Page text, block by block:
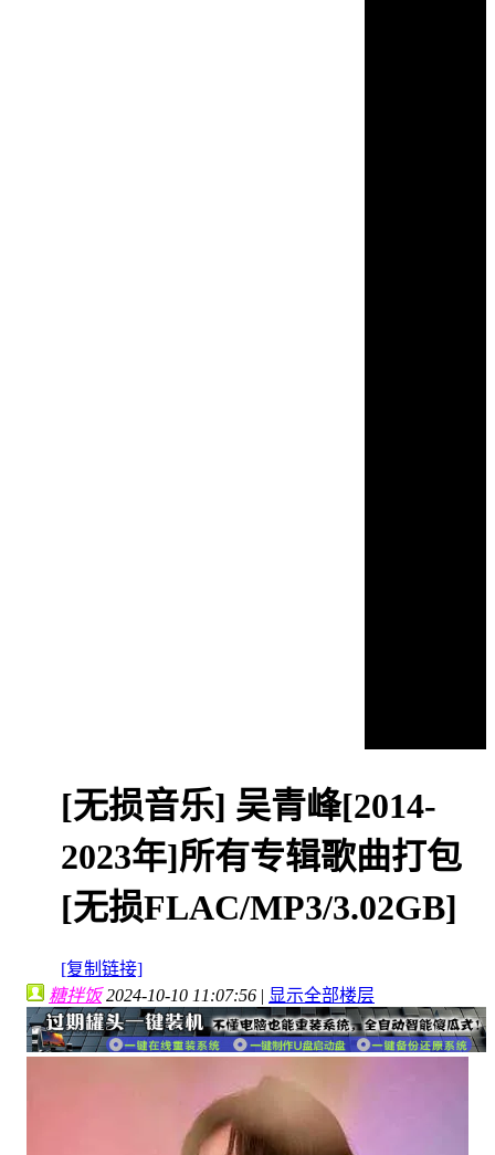
[无损音乐] 吴青峰[2014-
2023年]所有专辑歌曲打包
[无损FLAC/MP3/3.02GB]
[复制链接]
糖拌饭2024-10-10 11:07:56 | 显示全部楼层